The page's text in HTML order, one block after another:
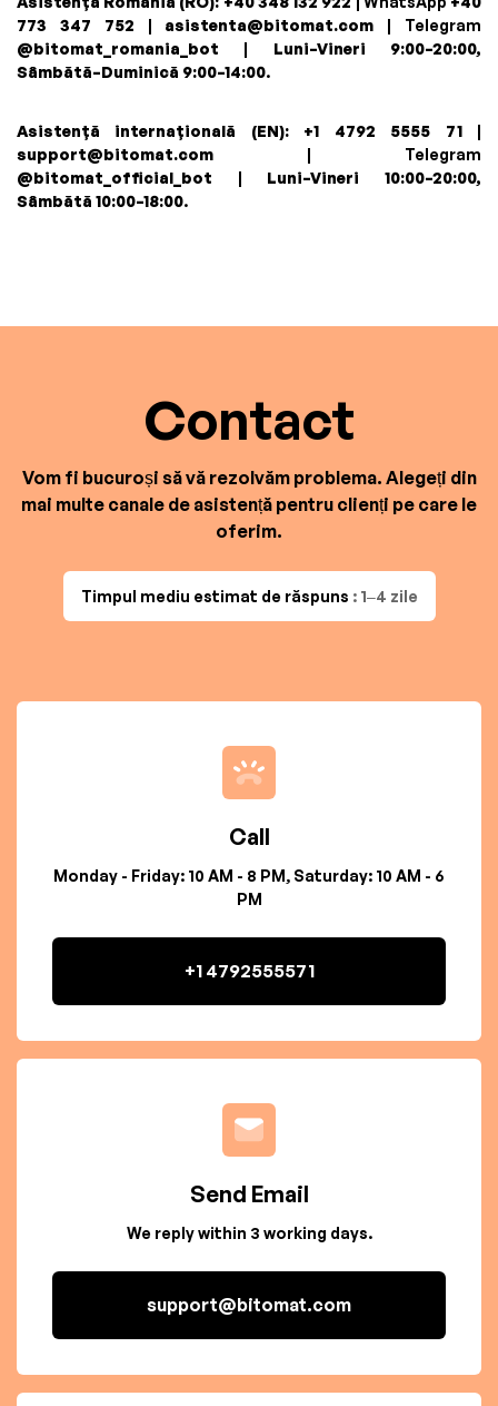
773 347 752 | asistenta@bitomat.com | Telegram
@bitomat_romania_bot | Luni–Vineri 9:00–20:00,
Sâmbătă–Duminică 9:00–14:00.
Asistență internațională (EN): +1 4792 5555 71|
support@bitomat.com | Telegram
@bitomat_official_bot | Luni–Vineri 10:00–20:00,
Sâmbătă 10:00–18:00.
Contact
Vom fi bucuroși să vă rezolvăm problema. Alegeți din
mai multe canale de asistență pentru clienți pe care le
oferim.
Timpul mediu estimat de răspuns : 1–4 zile
Call
Monday - Friday: 10 AM - 8 PM, Saturday: 10 AM - 6
PM
+1 4792555571
Send Email
We reply within 3 working days.
support@bitomat.com